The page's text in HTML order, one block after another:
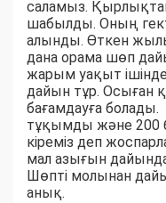
саламыз.
шабылды. Оның
алынды. Өткен
дана орама шөп
жарым уақыт
дайын тұр.
бағамдауға
тұқымды және 200
кіреміз деп
мал азығын
Шөпті молынан
анық.